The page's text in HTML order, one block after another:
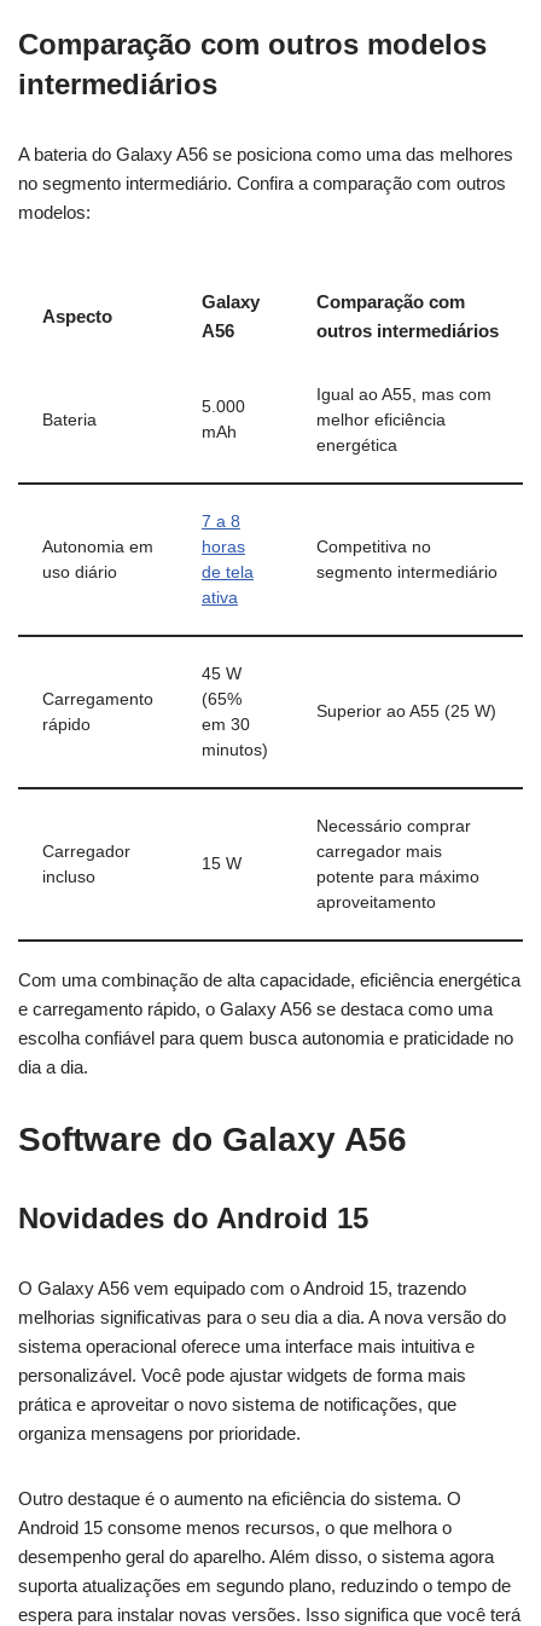
Comparação com outros modelos
intermediários
A bateria do Galaxy A56 se posiciona como uma das melhores
no segmento intermediário. Confira a comparação com outros
modelos:
Aspecto
Galaxy
A56
Comparação com
outros intermediários
Bateria
5.000
mAh
Igual ao A55, mas com
melhor eficiência
energética
Autonomia em
uso diário
7 a 8
horas
de tela
ativa
Competitiva no
segmento intermediário
Carregamento
rápido
45 W
(65%
em 30
minutos)
Superior ao A55 (25 W)
Carregador
incluso
15 W
Necessário comprar
carregador mais
potente para máximo
aproveitamento
Com uma combinação de alta capacidade, eficiência energética
e carregamento rápido, o Galaxy A56 se destaca como uma
escolha confiável para quem busca autonomia e praticidade no
dia a dia.
Software do Galaxy A56
Novidades do Android 15
O Galaxy A56 vem equipado com o Android 15, trazendo
melhorias significativas para o seu dia a dia. A nova versão do
sistema operacional oferece uma interface mais intuitiva e
personalizável. Você pode ajustar widgets de forma mais
prática e aproveitar o novo sistema de notificações, que
organiza mensagens por prioridade.
Outro destaque é o aumento na eficiência do sistema. O
Android 15 consome menos recursos, o que melhora o
desempenho geral do aparelho. Além disso, o sistema agora
suporta atualizações em segundo plano, reduzindo o tempo de
espera para instalar novas versões. Isso significa que você terá